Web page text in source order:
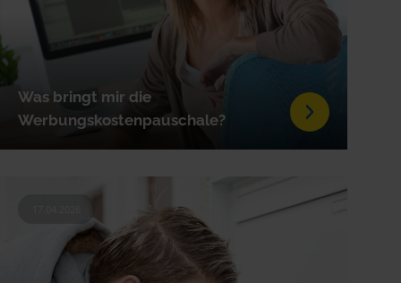
Was bringt mir die
Werbungskostenpauschale?